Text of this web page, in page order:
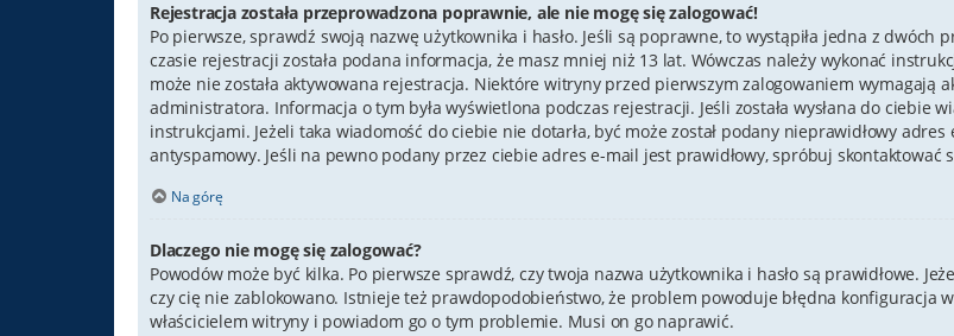
Rejestracja została przeprowadzona poprawnie, ale nie mogę się zalogować!
Po pierwsze, sprawdź swoją nazwę użytkownika i hasło. Jeśli są poprawne, to wystąpiła jedna z dwóch
czasie rejestracji została podana informacja, że masz mniej niż 13 lat. Wówczas należy wykonać
może nie została aktywowana rejestracja. Niektóre witryny przed pierwszym zalogowaniem
administratora. Informacja o tym była wyświetlona podczas rejestracji. Jeśli została wysłana do ciebie
instrukcjami. Jeżeli taka wiadomość do ciebie nie dotarła, być może został podany nieprawidłowy
antyspamowy. Jeśli na pewno podany przez ciebie adres e-mail jest prawidłowy, spróbuj skontaktować
Na górę
Dlaczego nie mogę się zalogować?
Powodów może być kilka. Po pierwsze sprawdź, czy twoja nazwa użytkownika i hasło są prawidłowe.
czy cię nie zablokowano. Istnieje też prawdopodobieństwo, że problem powoduje błędna konfiguracja
właścicielem witryny i powiadom go o tym problemie. Musi on go naprawić.